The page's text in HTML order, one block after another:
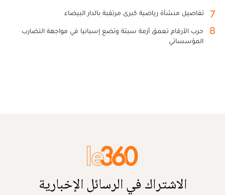
7 تفاصيل منشأة رياضية كبرى مرتقبة بالدار البيضاء
8
حرب الأرقام تعمق أزمة سبتة وتضع إسبانيا في مواجهة التضارب
المؤسساتي
الاشتراك في الرسائل الإخبارية